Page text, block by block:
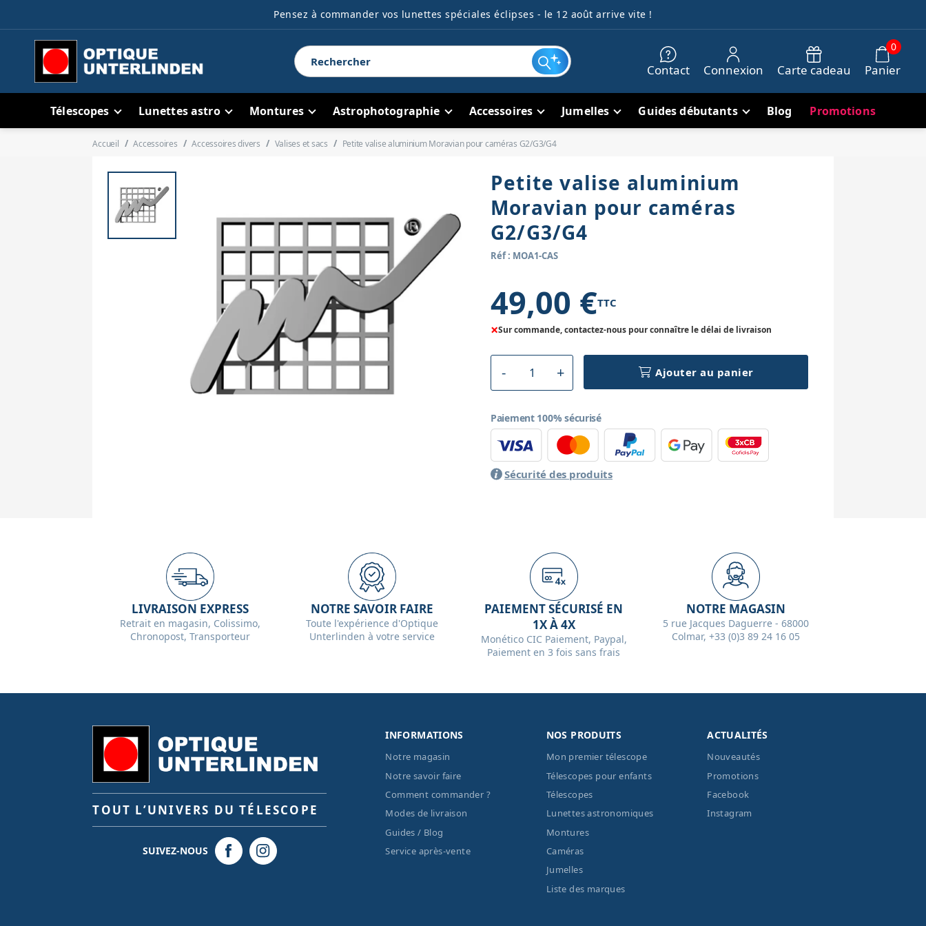
Pensez à commander vos lunettes spéciales éclipses - le 12 août arrive vite !
Contact Connexion Carte cadeau Panier
0
Télescopes Lunettes astro Montures Astrophotographie Accessoires Jumelles Guides débutants Blog Promotions
Accueil Accessoires Accessoires divers Valises et sacs Petite valise aluminium Moravian pour caméras G2/G3/G4
Petite valise aluminium
Moravian pour caméras
G2/G3/G4
Réf : MOA1-CAS
49,00 €TTC
×Sur commande, contactez-nous pour connaître le délai de livraison
Ajouter au panier
Paiement 100% sécurisé
Sécurité des produits
LIVRAISON EXPRESS
Retrait en magasin, Colissimo,
Chronopost, Transporteur
NOTRE SAVOIR FAIRE
Toute l'expérience d'Optique
Unterlinden à votre service
PAIEMENT SÉCURISÉ EN
1X À 4X
Monético CIC Paiement, Paypal,
Paiement en 3 fois sans frais
NOTRE MAGASIN
5 rue Jacques Daguerre - 68000
Colmar, +33 (0)3 89 24 16 05
TOUT L’UNIVERS DU TÉLESCOPE
SUIVEZ-NOUS
INFORMATIONS
Notre magasin
Notre savoir faire
Comment commander ?
Modes de livraison
Guides / Blog
Service après-vente
NOS PRODUITS
Mon premier télescope
Télescopes pour enfants
Télescopes
Lunettes astronomiques
Montures
Caméras
Jumelles
Liste des marques
ACTUALITÉS
Nouveautés
Promotions
Facebook
Instagram